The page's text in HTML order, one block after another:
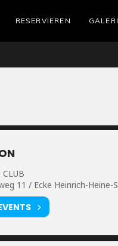
RESERVIEREN
CLUB
11 / Ecke Heinrich-Heine-